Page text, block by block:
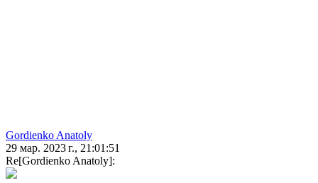
Gordienko Anatoly
29 мар. 2023 г., 21:01:51
Re[Gordienko Anatoly]: